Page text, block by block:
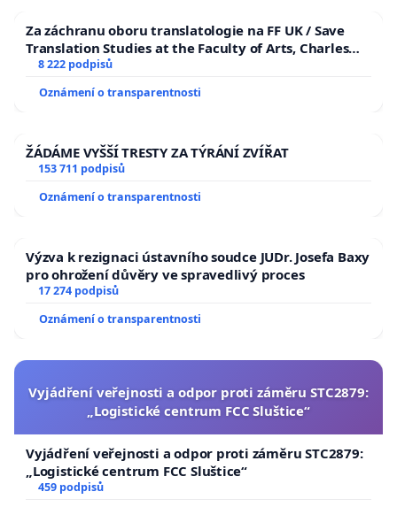
Za záchranu oboru translatologie na FF UK / Save
Translation Studies at the Faculty of Arts, Charles
University
8 222 podpisů
Oznámení o transparentnosti
ŽÁDÁME VYŠŠÍ TRESTY ZA TÝRÁNÍ ZVÍŘAT
153 711 podpisů
Oznámení o transparentnosti
Výzva k rezignaci ústavního soudce JUDr. Josefa Baxy
pro ohrožení důvěry ve spravedlivý proces
17 274 podpisů
Oznámení o transparentnosti
Vyjádření veřejnosti a odpor proti záměru STC2879:
„Logistické centrum FCC Sluštice“
Vyjádření veřejnosti a odpor proti záměru STC2879:
„Logistické centrum FCC Sluštice“
459 podpisů